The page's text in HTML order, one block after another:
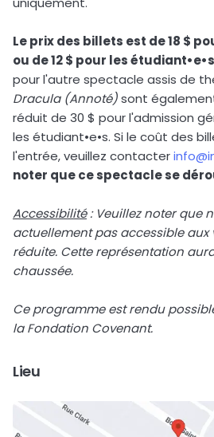
Le prix des billets est de 18 $
ou de 12 $ pour les
pour l'autre spectacle assis de
Dracula (Annoté)sont
réduit de 30 $ pour l'admission
les étudiant•e•s. Si le coût des
l'entrée, veuillez contacter
noter que ce spectacle se
Accessibilité: Veuillez noter que
actuellement pas accessible
réduite. Cette représentation
chaussée.
Ce programme est rendu
la Fondation Covenant.
Lieu